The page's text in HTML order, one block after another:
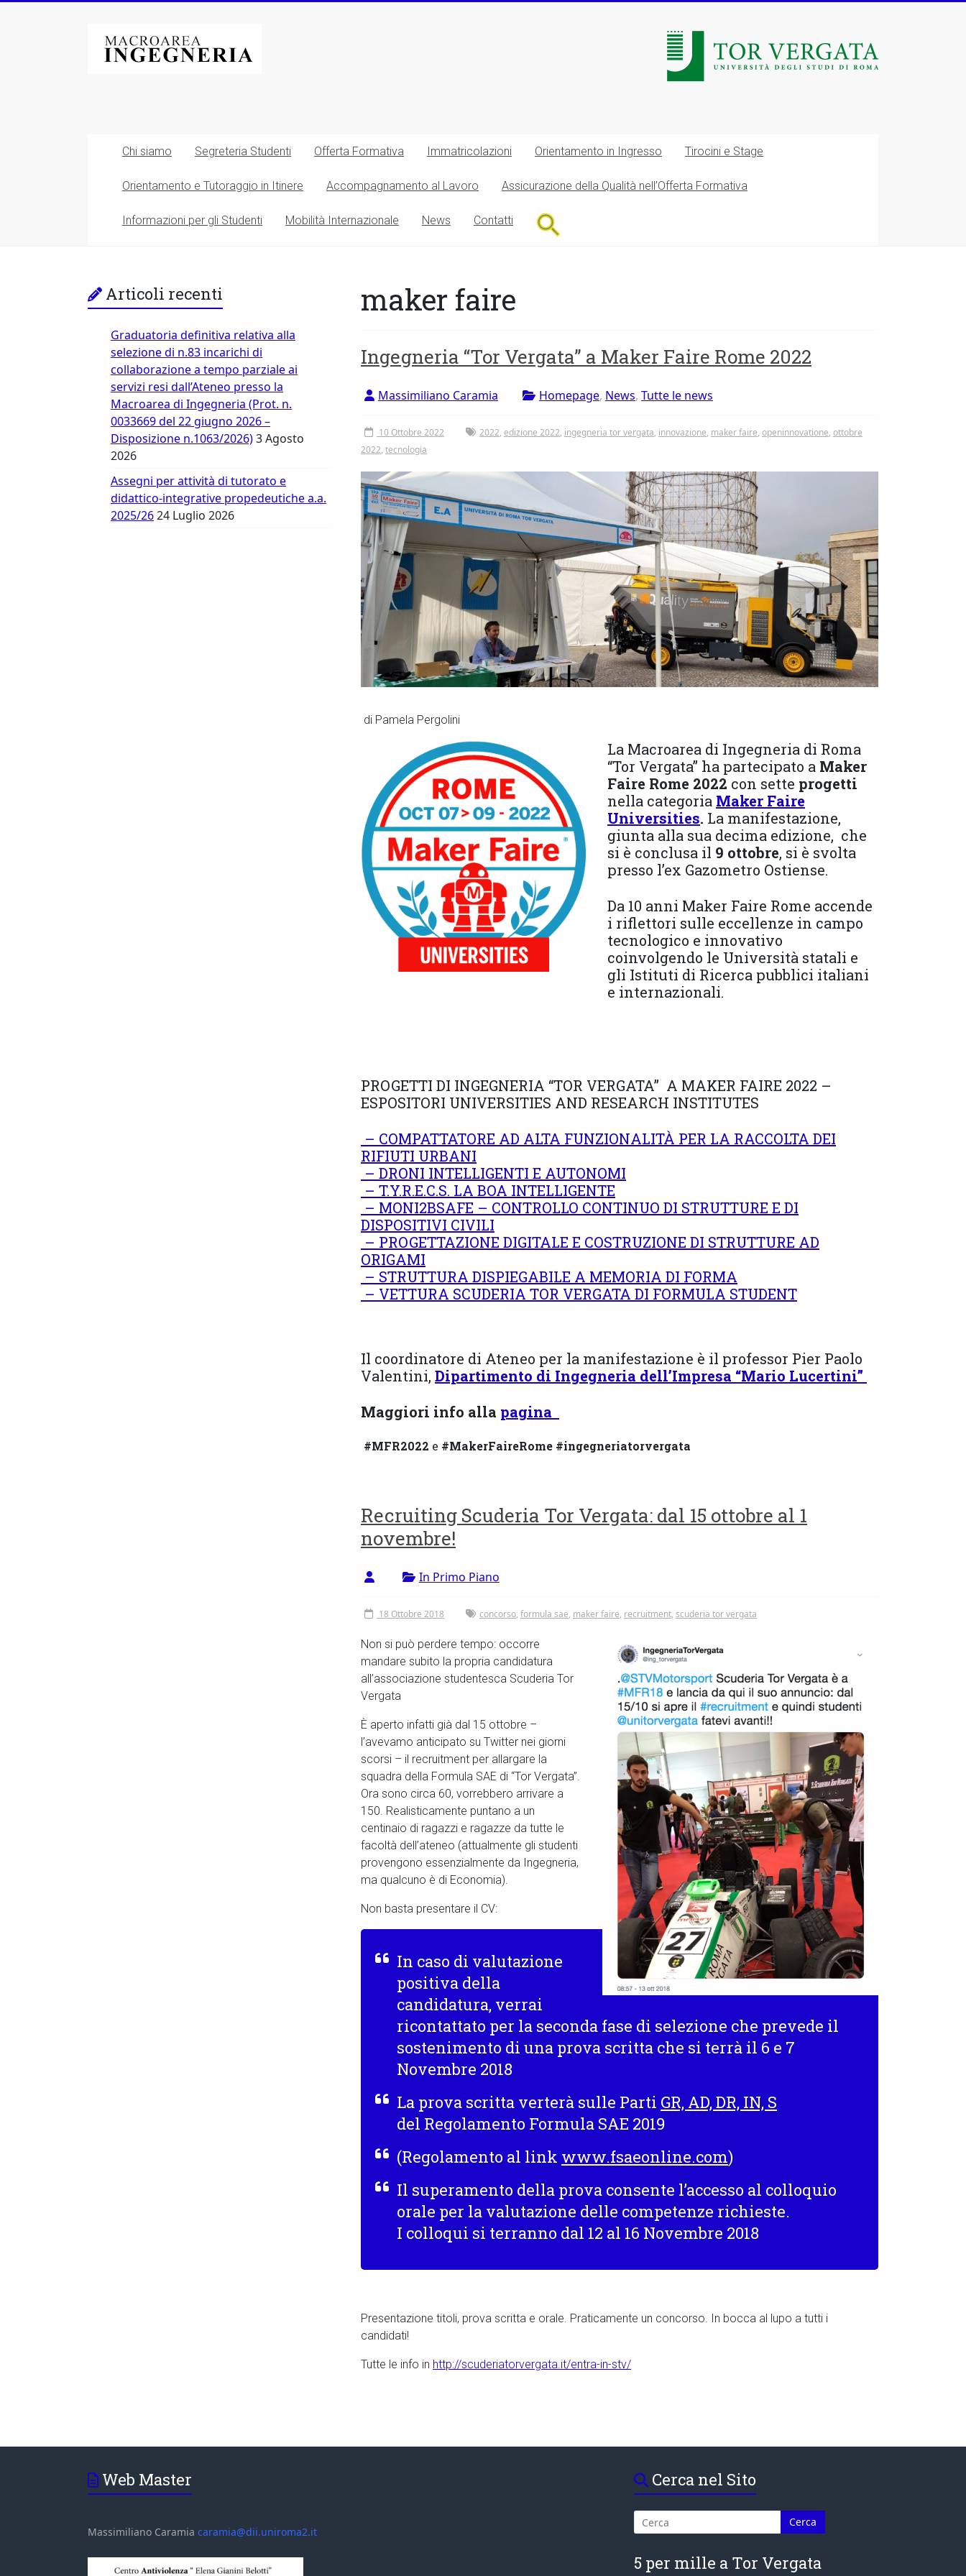
Macroarea
di
Università
degli
Studi
Tor
Vergata
Chi siamo Segreteria Studenti Offerta Formativa Immatricolazioni Orientamento in Ingresso Tirocini e Stage
Orientamento e Tutoraggio in Itinere Accompagnamento al Lavoro Assicurazione della Qualità nell’Offerta Formativa
Informazioni per gli Studenti Mobilità Internazionale News Contatti
maker faire
Ingegneria “Tor Vergata” a Maker Faire Rome 2022
Massimiliano Caramia Homepage, News, Tutte le news
10 Ottobre 2022 2022, edizione 2022, ingegneria tor vergata, innovazione, maker faire, openinnovatione, ottobre
2022, tecnologia
di Pamela Pergolini
La Macroarea di Ingegneria di Roma
“Tor Vergata” ha partecipato a Maker
Faire Rome 2022 con sette progetti
nella categoria Maker Faire
Universities. La manifestazione,
giunta alla sua decima edizione, che
si è conclusa il 9 ottobre, si è svolta
presso l’ex Gazometro Ostiense.
Da 10 anni Maker Faire Rome accende
i riflettori sulle eccellenze in campo
tecnologico e innovativo
coinvolgendo le Università statali e
gli Istituti di Ricerca pubblici italiani
e internazionali.
PROGETTI DI INGEGNERIA “TOR VERGATA” A MAKER FAIRE 2022 –
ESPOSITORI UNIVERSITIES AND RESEARCH INSTITUTES
– COMPATTATORE AD ALTA FUNZIONALITÀ PER LA RACCOLTA DEI
RIFIUTI URBANI
– DRONI INTELLIGENTI E AUTONOMI
– T.Y.R.E.C.S. LA BOA INTELLIGENTE
– MONI2BSAFE – CONTROLLO CONTINUO DI STRUTTURE E DI
DISPOSITIVI CIVILI
– PROGETTAZIONE DIGITALE E COSTRUZIONE DI STRUTTURE AD
ORIGAMI
– STRUTTURA DISPIEGABILE A MEMORIA DI FORMA
– VETTURA SCUDERIA TOR VERGATA DI FORMULA STUDENT
Il coordinatore di Ateneo per la manifestazione è il professor Pier Paolo
Valentini, Dipartimento di Ingegneria dell’Impresa “Mario Lucertini”
Maggiori info alla pagina
#MFR2022 e #MakerFaireRome #ingegneriatorvergata
Recruiting Scuderia Tor Vergata: dal 15 ottobre al 1
novembre!
In Primo Piano
18 Ottobre 2018 concorso, formula sae, maker faire, recruitment, scuderia tor vergata
Non si può perdere tempo: occorre
mandare subito la propria candidatura
all’associazione studentesca Scuderia Tor
Vergata
È aperto infatti già dal 15 ottobre –
l’avevamo anticipato su Twitter nei giorni
scorsi – il recruitment per allargare la
squadra della Formula SAE di “Tor Vergata”.
Ora sono circa 60, vorrebbero arrivare a
150. Realisticamente puntano a un
centinaio di ragazzi e ragazze da tutte le
facoltà dell’ateneo (attualmente gli studenti
provengono essenzialmente da Ingegneria,
ma qualcuno è di Economia).
Non basta presentare il CV:
In caso di valutazione
positiva della
candidatura, verrai
ricontattato per la seconda fase di selezione che prevede il
sostenimento di una prova scritta che si terrà il 6 e 7
Novembre 2018
La prova scritta verterà sulle Parti GR, AD, DR, IN, S
del Regolamento Formula SAE 2019
(Regolamento al link www.fsaeonline.com)
Il superamento della prova consente l’accesso al colloquio
orale per la valutazione delle competenze richieste.
I colloqui si terranno dal 12 al 16 Novembre 2018
Presentazione titoli, prova scritta e orale. Praticamente un concorso. In bocca al lupo a tutti i
candidati!
Tutte le info in http://scuderiatorvergata.it/entra-in-stv/
Articoli recenti
Graduatoria definitiva relativa alla
selezione di n.83 incarichi di
collaborazione a tempo parziale ai
servizi resi dall’Ateneo presso la
Macroarea di Ingegneria (Prot. n.
0033669 del 22 giugno 2026 –
Disposizione n.1063/2026)3 Agosto
2026
Assegni per attività di tutorato e
didattico-integrative propedeutiche a.a.
2025/2624 Luglio 2026
Web Master
Massimiliano Caramia caramia@dii.uniroma2.it
Cerca nel Sito
5 per mille a Tor Vergata